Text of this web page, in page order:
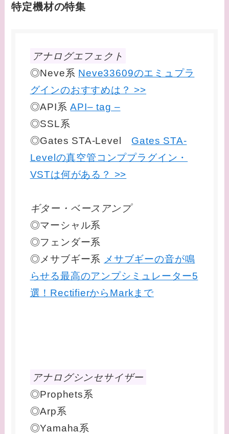
特定機材の特集
アナログエフェクト
◎Neve系 Neve33609のエミュプラ
グインのおすすめは？ >>
◎API系API– tag –
◎SSL系
◎Gates STA-Level Gates STA-
Levelの真空管コンププラグイン・
VSTは何がある？ >>
ギター・ベースアンプ
◎マーシャル系
◎フェンダー系
◎メサブギー系 メサブギーの音が鳴
らせる最高のアンプシミュレーター5
選！RectifierからMarkまで
アナログシンセサイザー
◎Prophets系
◎Arp系
◎Yamaha系